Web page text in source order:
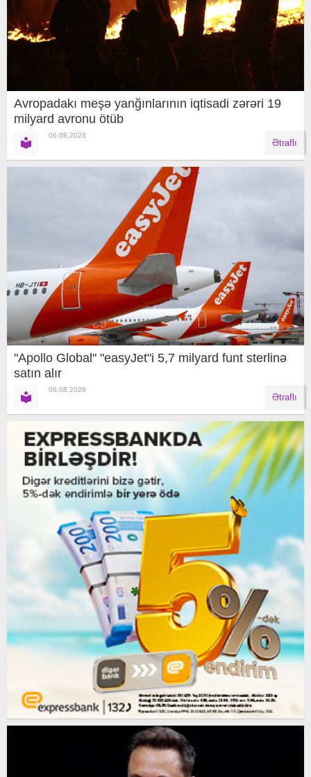
Avropadakı meşə yanğınlarının iqtisadi zərəri 19
milyard avronu ötüb
06.08.2026
Ətraflı
"Apollo Global" "easyJet"i 5,7 milyard funt sterlinə
satın alır
06.08.2026
Ətraflı